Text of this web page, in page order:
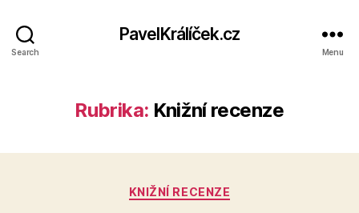
Search
PavelKrálíček.cz
Menu
Rubrika: Knižní recenze
Rubriky
KNIŽNÍ RECENZE